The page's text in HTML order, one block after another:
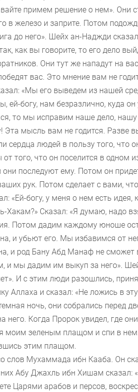
примем решение о нем». Они
в железо и заприте. Потом
до него». Шейх ан-Наджди
как вы говорите, то его дело
Они тут же нападут на
вас. Это мнение вам не
«Мы его выведем из нашей
ей-богу, нам безразлично, куда
то мы исправим наше дело,
мысль вам не годится. Разве
сердца людей в пользу того, что
того, что он поселится в одном
последуют ему. Потом он
рук. Потом сделает с вами,
«Ей-богу, у меня о нем есть идея,
Хакам?» Сказал: «Я думаю, надо
Потом дадим каждому юноше
и убьют его. Мы избавимся от
и род Бану Абд Манаф не сможет
и мы дадим им выкуп за него».
И с этим люди разошлись,
Аллаха и сказал: «Не ложись в
ночь, они собрались перед
него. Когда Пророк увидел, где
моим зеленым плащом и спи в
этим плащом.
слов Мухаммада ибн Кааба. Он
Абу Джахль ибн Хишам сказал:
Царями арабов и персов,